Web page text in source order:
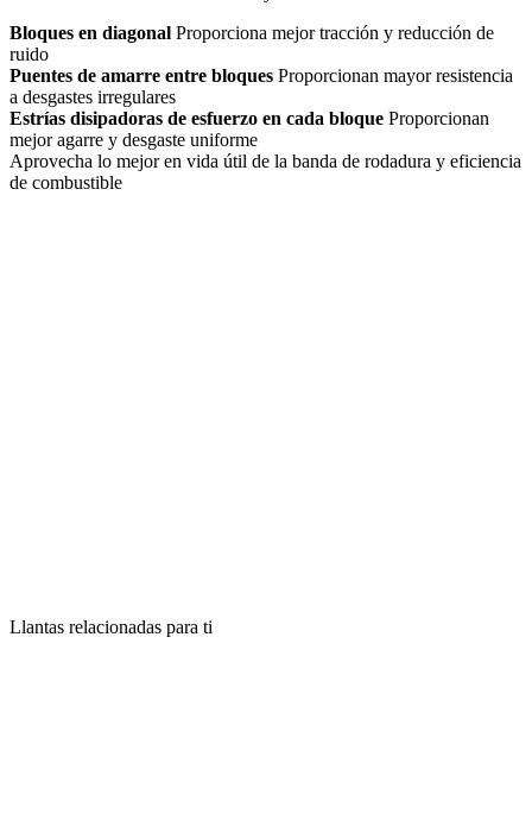
Bloques en diagonal Proporciona mejor tracción y reducción de
ruido
Puentes de amarre entre bloques Proporcionan mayor resistencia
a desgastes irregulares
Estrías disipadoras de esfuerzo en cada bloque Proporcionan
mejor agarre y desgaste uniforme
Aprovecha lo mejor en vida útil de la banda de rodadura y eficiencia
de combustible
Llantas relacionadas para ti